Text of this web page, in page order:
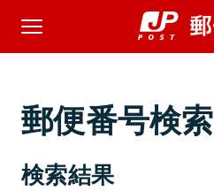
郵便番号検索
検索結果